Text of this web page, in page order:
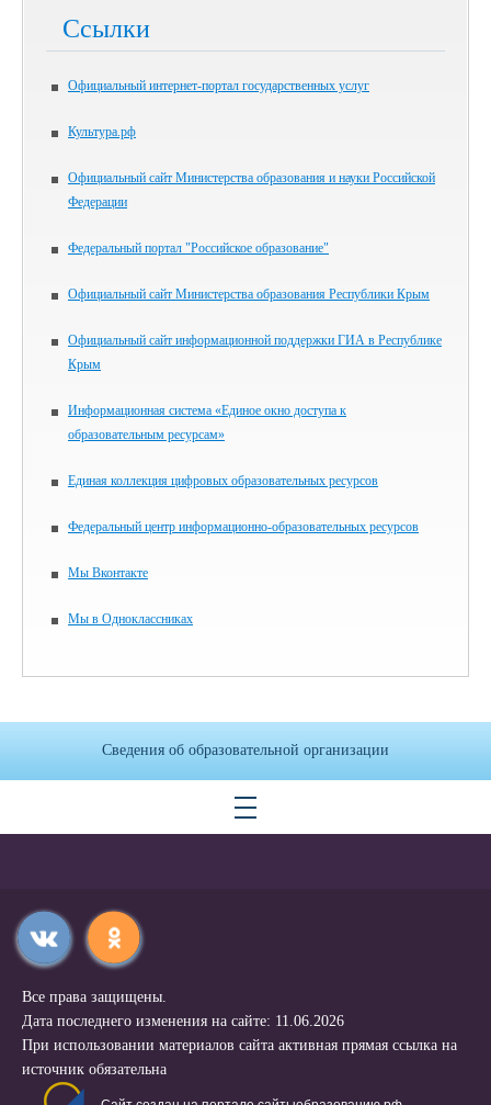
Ссылки
Официальный интернет-портал государственных услуг
Культура.рф
Официальный сайт Министерства образования и науки Российской
Федерации
Федеральный портал "Российское образование"
Официальный сайт Министерства образования Республики Крым
Официальный сайт информационной поддержки ГИА в Республике
Крым
Информационная система «Единое окно доступа к
образовательным ресурсам»
Единая коллекция цифровых образовательных ресурсов
Федеральный центр информационно-образовательных ресурсов
Мы Вконтакте
Мы в Одноклассниках
Сведения об образовательной организации
Все права защищены.
Дата последнего изменения на сайте: 11.06.2026
При использовании материалов сайта активная прямая ссылка на
источник обязательна